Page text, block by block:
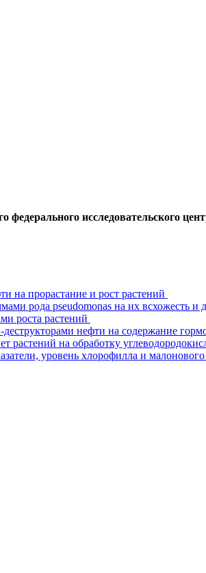
исследовательского
на прорастание и рост растений
рода pseudomonas на их всхожесть
роста растений
нефти на содержание
на обработку
уровень хлорофилла и